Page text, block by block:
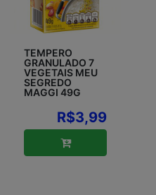
TEMPERO
GRANULADO 7
VEGETAIS MEU
SEGREDO
MAGGI 49G
R$3,99